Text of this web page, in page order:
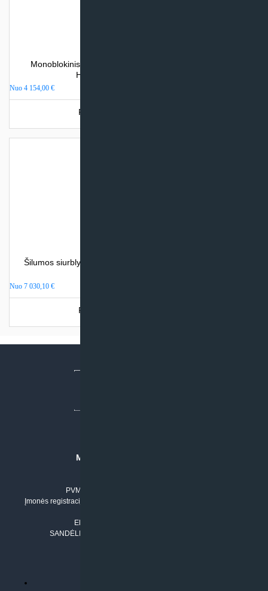
Monoblokinis šilumos siurblys oras – vanduo Cooper &
Hunter EVIPOWER INVERTER
Nuo 4 154,00 €
Produkto šiuo metu neturime.
Šilumos siurblys oras – vanduo Nordis OPTIMUS PRO (su
Nuo 7 030,10 €
Produkto šiuo metu neturime.
MB “KLIMATO SPRENDIMAI”
PVM mokėtojo numeris: LT100011803210
Įmonės registracijos adresas: Draugystės g. 17-1, LT-51229 Kaunas
El. paštas:
SANDĖLIO ADRESAS: RUDMENOS G. 5-3, Kaunas